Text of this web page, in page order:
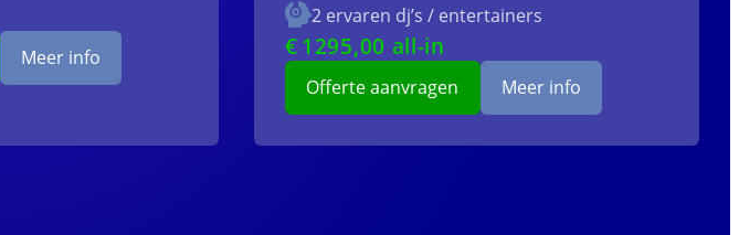
Meer info
2 ervaren dj’s / entertainers
€ 1295,00 all-in
Offerte aanvragen Meer info